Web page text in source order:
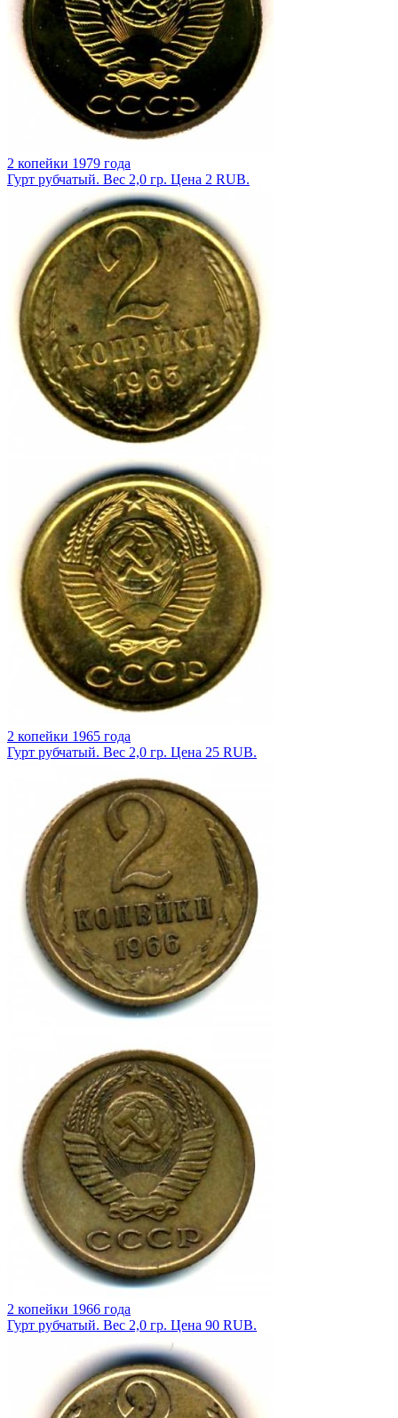
2 копейки 1979 года
Гурт рубчатый. Вес 2,0 гр. Цена 2 RUB.
2 копейки 1965 года
Гурт рубчатый. Вес 2,0 гр. Цена 25 RUB.
2 копейки 1966 года
Гурт рубчатый. Вес 2,0 гр. Цена 90 RUB.